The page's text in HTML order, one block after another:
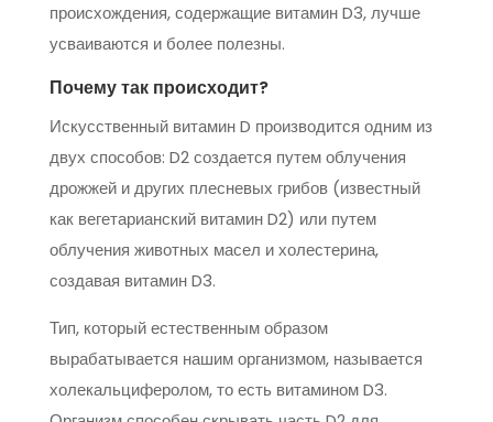
происхождения, содержащие витамин D3, лучше
усваиваются и более полезны.
Почему так происходит?
Искусственный витамин D производится одним из
двух способов: D2 создается путем облучения
дрожжей и других плесневых грибов (известный
как вегетарианский витамин D2) или путем
облучения животных масел и холестерина,
создавая витамин D3.
Тип, который естественным образом
вырабатывается нашим организмом, называется
холекальциферолом, то есть витамином D3.